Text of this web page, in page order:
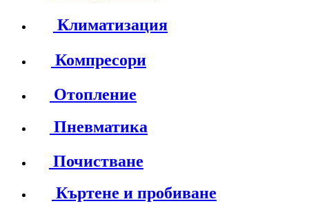
Климатизация
Компресори
Отопление
Пневматика
Почистване
Къртене и пробиване